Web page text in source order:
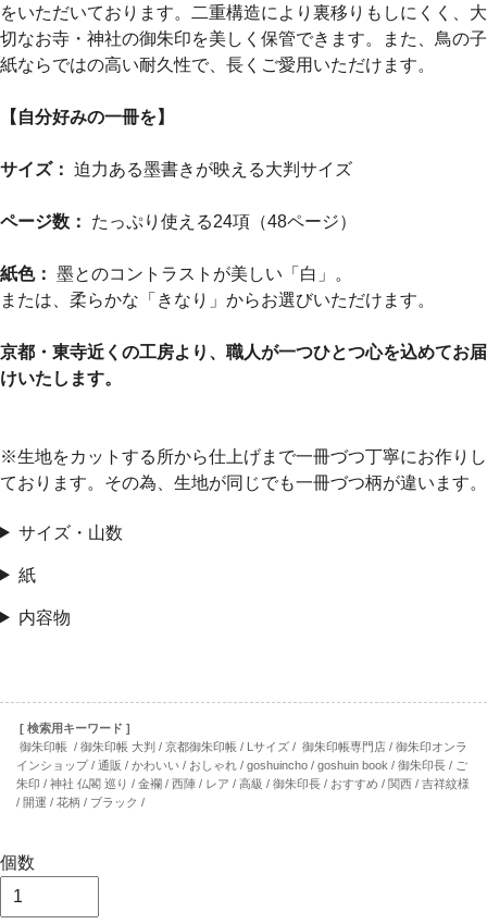
をいただいております。二重構造により裏移りもしにくく、大
切なお寺・神社の御朱印を美しく保管できます。また、鳥の子
紙ならではの高い耐久性で、長くご愛用いただけます。
【自分好みの一冊を】
サイズ： 迫力ある墨書きが映える大判サイズ
ページ数： たっぷり使える24項（48ページ）
紙色： 墨とのコントラストが美しい「白」。
または、柔らかな「きなり」からお選びいただけます。
京都・東寺近くの工房より、職人が一つひとつ心を込めてお届
けいたします。
※生地をカットする所から仕上げまで一冊づつ丁寧にお作りし
ております。その為、生地が同じでも一冊づつ柄が違います。
サイズ・山数
紙
内容物
[ 検索用キーワード ]
御朱印帳 / 御朱印帳 大判 / 京都御朱印帳 / Lサイズ / 御朱印帳専門店 / 御朱印オンラ
インショップ / 通販 / かわいい / おしゃれ / goshuincho / goshuin book / 御朱印長 / ご
朱印 / 神社 仏閣 巡り / 金襴 / 西陣 / レア / 高級 / 御朱印長 / おすすめ / 関西 / 吉祥紋様
/ 開運 / 花柄 / ブラック /
個数